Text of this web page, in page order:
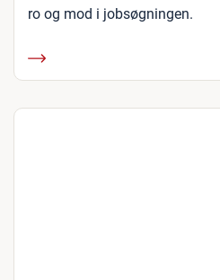
ro og mod i jobsøgningen.